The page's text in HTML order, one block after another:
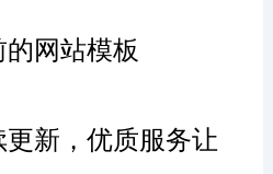
的 网站模板
更新 ，优质服务让